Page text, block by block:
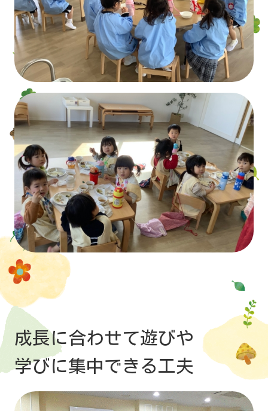
成長に合わせて遊びや
学びに集中できる工夫